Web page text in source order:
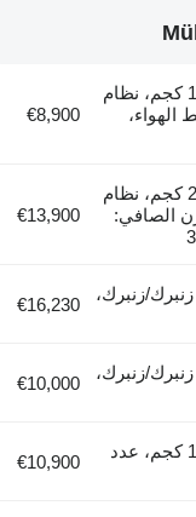
سنة: 2010، حمولة: 14,550 كجم، نظام
الهواء،
€8,900
سنة: 2010، حمولة: 23,500 كجم، نظام
الصافي:
€13,900
زنبرك/زنبرك،
€16,230
زنبرك/زنبرك،
€10,000
سنة: 1997، حمولة: 12,900 كجم، عدد
€10,900